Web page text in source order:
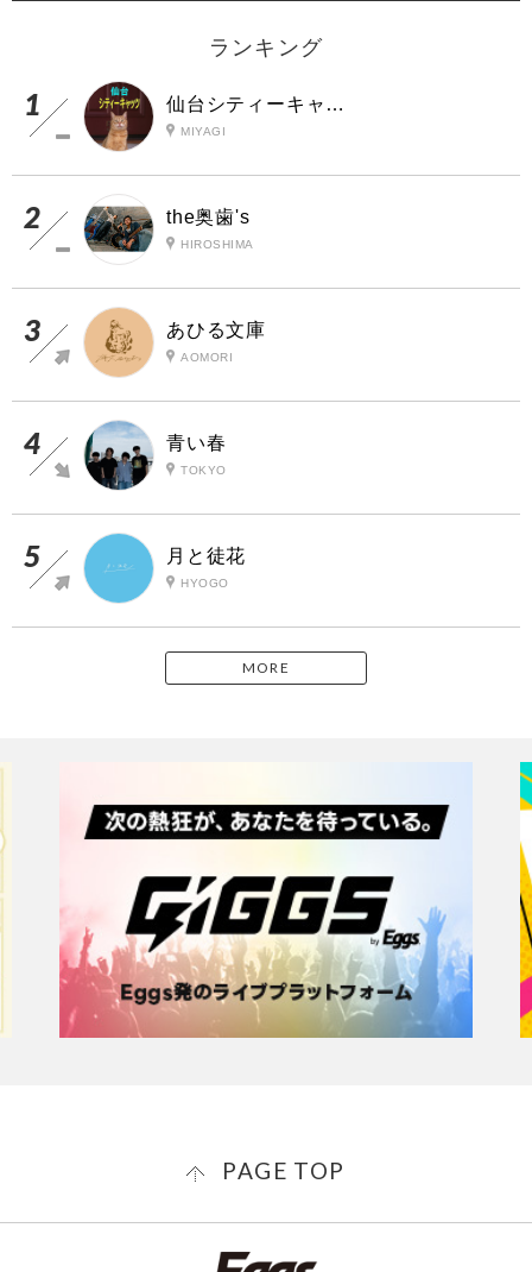
ランキング
仙台シティーキャッツ
MIYAGI
the奥歯's
HIROSHIMA
あひる文庫
AOMORI
青い春
TOKYO
月と徒花
HYOGO
MORE
PAGE TOP